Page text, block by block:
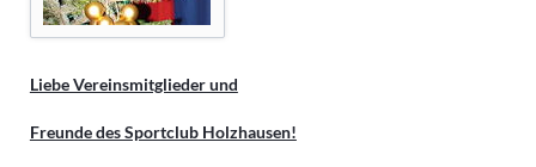
Liebe Vereinsmitglieder und
Freunde des Sportclub Holzhausen!